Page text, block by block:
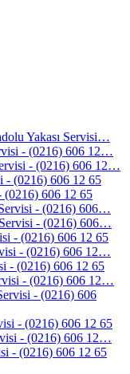
Yakası Servisi…
- (0216) 606 12…
- (0216) 606 12…
- (0216) 606 12 65
606 12 65
- (0216) 606…
- (0216) 606…
- (0216) 606 12 65
- (0216) 606 12…
- (0216) 606 12 65
- (0216) 606 12…
- (0216) 606
- (0216) 606 12 65
- (0216) 606 12…
- (0216) 606 12 65